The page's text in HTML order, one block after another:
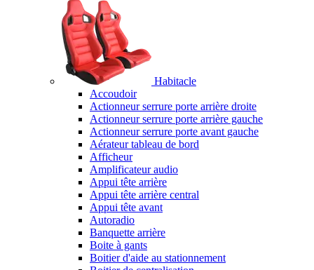
Habitacle
Accoudoir
Actionneur serrure porte arrière droite
Actionneur serrure porte arrière gauche
Actionneur serrure porte avant gauche
Aérateur tableau de bord
Afficheur
Amplificateur audio
Appui tête arrière
Appui tête arrière central
Appui tête avant
Autoradio
Banquette arrière
Boite à gants
Boitier d'aide au stationnement